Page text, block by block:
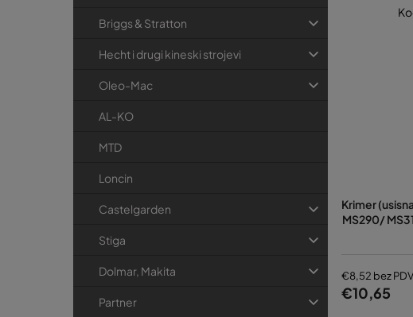
Briggs & Stratton
Hecht i drugi kineski strojevi
Oleo-Mac
AL-KO
MTD
Loncin
Castelgarden
Stiga
Dolmar, Makita
Partner
Krimer
MS290/
€8,52 bez
€10,65